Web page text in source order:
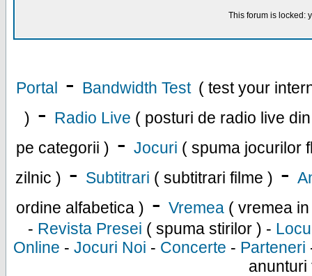
This forum is locked:
Portal - Bandwidth Test ( test your
) - Radio Live ( posturi de radio live
pe categorii ) - Jocuri ( spuma jocurilor
zilnic ) - Subtitrari ( subtitrari filme ) -
ordine alfabetica ) - Vremea ( vremea
- Revista Presei ( spuma stirilor ) -
Online - Jocuri Noi - Concerte - Parteneri
anunturi